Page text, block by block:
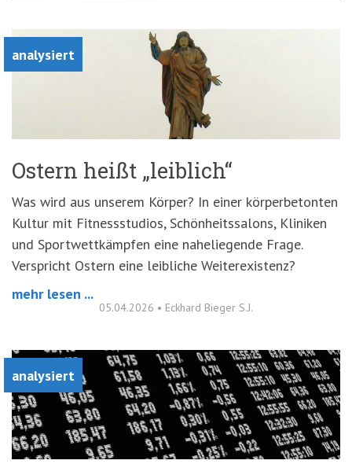
analysiert
Ostern heißt „leiblich“
Was wird aus unserem Körper? In einer körperbetonten
Kultur mit Fitnessstudios, Schönheitssalons, Kliniken
und Sportwettkämpfen eine naheliegende Frage.
Verspricht Ostern eine leibliche Weiterexistenz?
mehr lesen ...
05.04.2026 • Eckhard Bieger S.J.
analysiert